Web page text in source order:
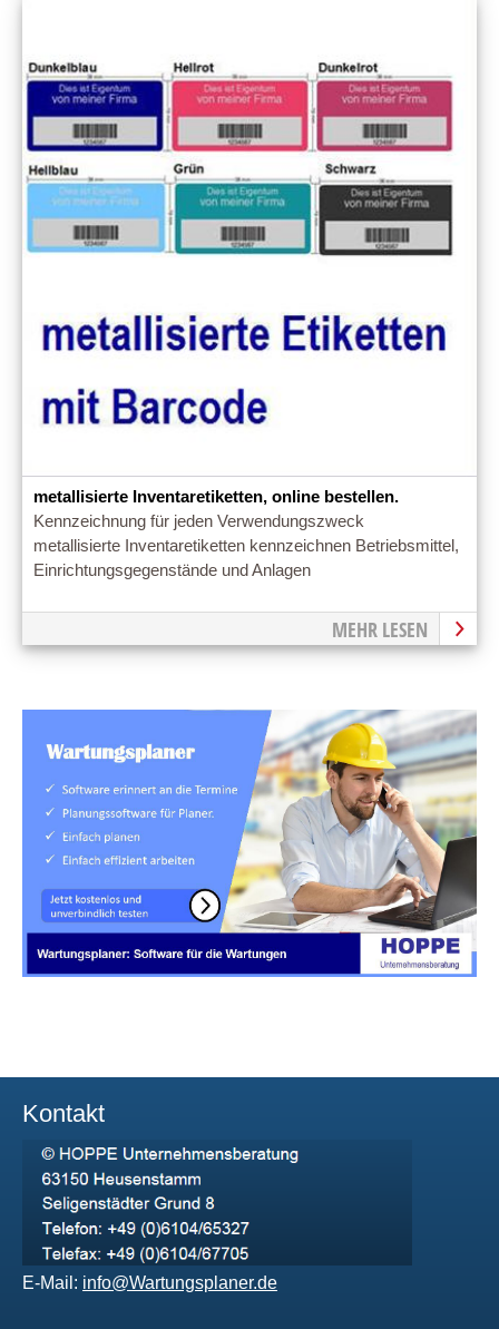
metallisierte Inventaretiketten, online bestellen.
Kennzeichnung für jeden Verwendungszweck
metallisierte Inventaretiketten kennzeichnen Betriebsmittel,
Einrichtungsgegenstände und Anlagen
MEHR LESEN
Kontakt
E-Mail: info@Wartungsplaner.de